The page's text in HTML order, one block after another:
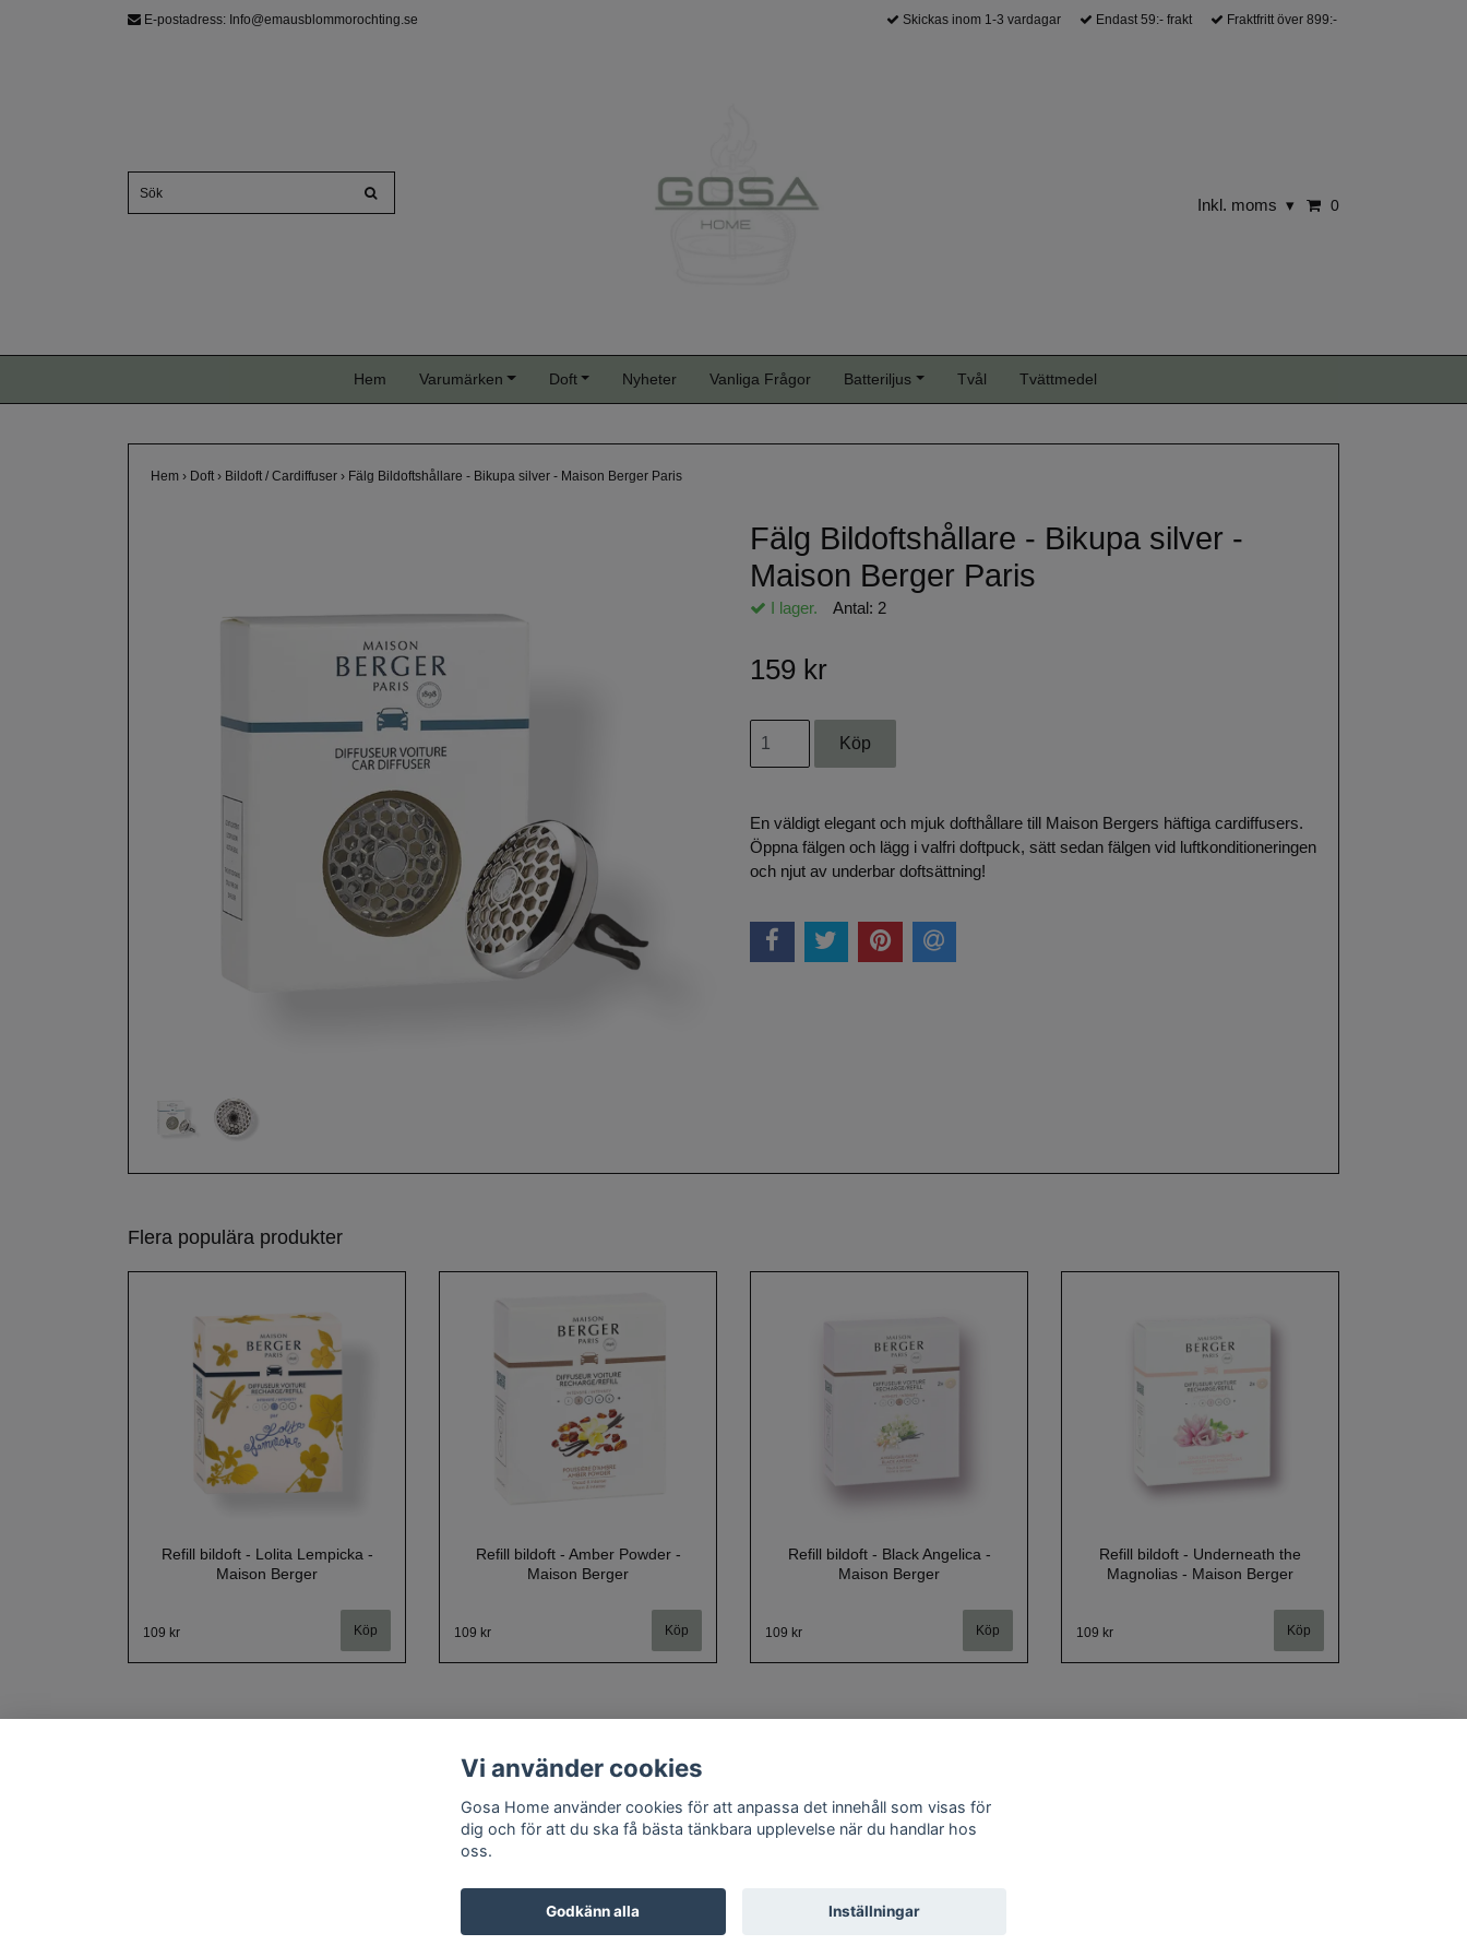
E-postadress: Info@emausblommorochting.se Skickas inom 1-3 vardagar Endast 59:- frakt Fraktfritt över 899:-
Inkl. moms ▾ 0
Hem Varumärken Doft Nyheter Vanliga Frågor Batteriljus Tvål Tvättmedel
Hem › Doft › Bildoft / Cardiffuser › Fälg Bildoftshållare - Bikupa silver - Maison Berger Paris
Fälg Bildoftshållare - Bikupa silver -
Maison Berger Paris
I lager. Antal: 2
159 kr
En väldigt elegant och mjuk dofthållare till Maison Bergers häftiga cardiffusers.
Öppna fälgen och lägg i valfri doftpuck, sätt sedan fälgen vid luftkonditioneringen
och njut av underbar doftsättning!
Flera populära produkter
Refill bildoft - Lolita Lempicka -
Maison Berger
109 kr
Refill bildoft - Amber Powder -
Maison Berger
109 kr
Refill bildoft - Black Angelica -
Maison Berger
109 kr
Refill bildoft - Underneath the
Magnolias - Maison Berger
109 kr
Om oss Kontakt Köpvillkor Cookie policy Doftguide
© Copyright 2026 Gosa Home
Vi använder cookies
Gosa Home använder cookies för att anpassa det innehåll som visas för
dig och för att du ska få bästa tänkbara upplevelse när du handlar hos
oss.
Godkänn alla Inställningar